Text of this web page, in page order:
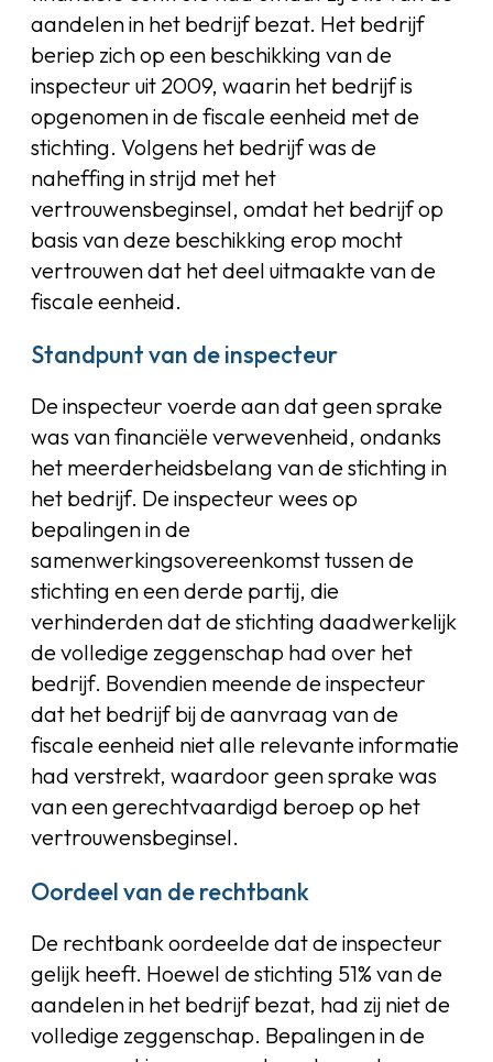
aandelen in het bedrijf bezat. Het bedrijf
beriep zich op een beschikking van de
inspecteur uit 2009, waarin het bedrijf is
opgenomen in de fiscale eenheid met de
stichting. Volgens het bedrijf was de
naheffing in strijd met het
vertrouwensbeginsel, omdat het bedrijf op
basis van deze beschikking erop mocht
vertrouwen dat het deel uitmaakte van de
fiscale eenheid.
Standpunt van de inspecteur
De inspecteur voerde aan dat geen sprake
was van financiële verwevenheid, ondanks
het meerderheidsbelang van de stichting in
het bedrijf. De inspecteur wees op
bepalingen in de
samenwerkingsovereenkomst tussen de
stichting en een derde partij, die
verhinderden dat de stichting daadwerkelijk
de volledige zeggenschap had over het
bedrijf. Bovendien meende de inspecteur
dat het bedrijf bij de aanvraag van de
fiscale eenheid niet alle relevante informatie
had verstrekt, waardoor geen sprake was
van een gerechtvaardigd beroep op het
vertrouwensbeginsel.
Oordeel van de rechtbank
De rechtbank oordeelde dat de inspecteur
gelijk heeft. Hoewel de stichting 51% van de
aandelen in het bedrijf bezat, had zij niet de
volledige zeggenschap. Bepalingen in de